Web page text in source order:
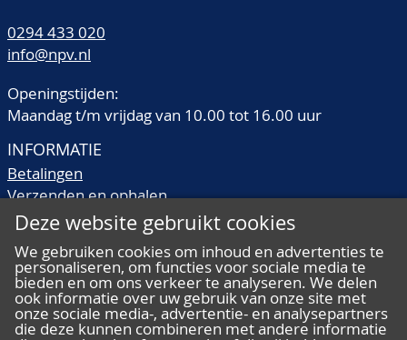
0294 433 020
info@npv.nl
Openingstijden:
Maandag t/m vrijdag van 10.00 tot 16.00 uur
INFORMATIE
Betalingen
Verzenden en ophalen
Veilingtermen
Kwaliteitsomschrijvingen
Veelgestelde vragen
Deze website gebruikt cookies
We gebruiken cookies om inhoud en advertenties te
personaliseren, om functies voor sociale media te
bieden en om ons verkeer te analyseren. We delen
ook informatie over uw gebruik van onze site met
onze sociale media-, advertentie- en analysepartners
die deze kunnen combineren met andere informatie